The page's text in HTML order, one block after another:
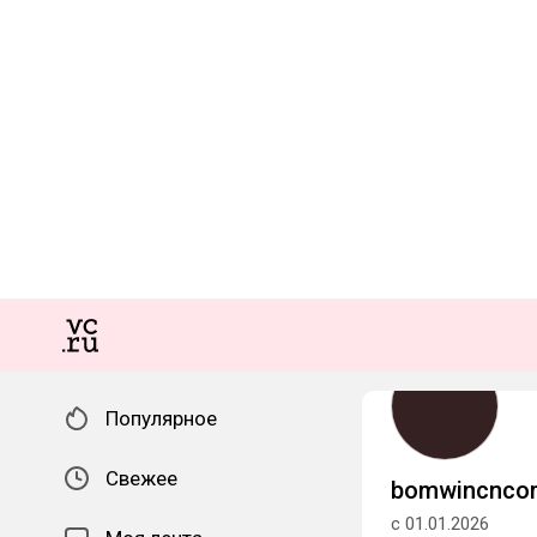
Популярное
Свежее
с 01.01.2026